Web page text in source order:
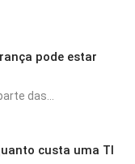
pode estar
das...
custa uma TI